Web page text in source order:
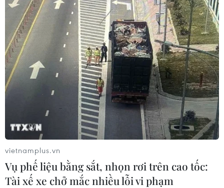
vietnamplus.vn
Vụ phế liệu bằng sắt, nhọn rơi trên cao tốc:
Tài xế xe chở mắc nhiều lỗi vi phạm